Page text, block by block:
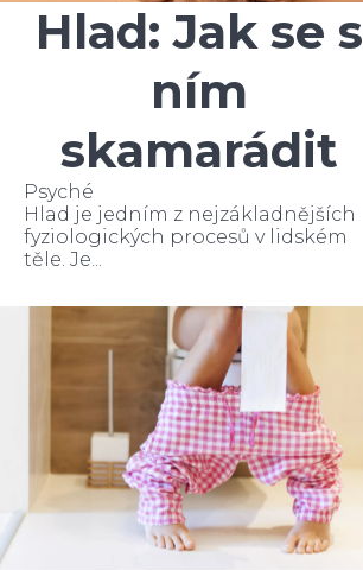
Hlad: Jak se s
ním
skamarádit
Psyché
Hlad je jedním z nejzákladnějších
fyziologických procesů v lidském
těle. Je...